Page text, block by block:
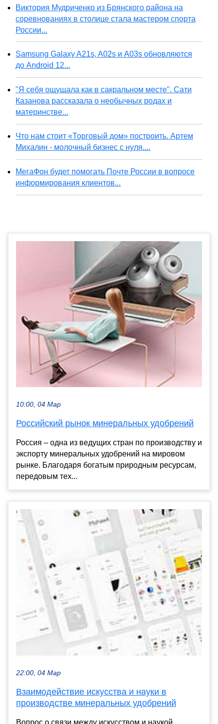
Виктория Мудриченко из Брянского района на
соревнованиях в столице стала мастером спорта
России...
Samsung Galaxy A21s, A02s и A03s обновляются
до Android 12...
"Я себя ощущала как в сакральном месте". Сати
Казанова рассказала о необычных родах и
материнстве...
Что нам стоит «Торговый дом» построить. Артем
Михалин - молочный бизнес с нуля....
МегаФон будет помогать Почте России в вопросе
информирования клиентов...
10:00, 04 Мар
Российский рынок минеральных удобрений
Россия – одна из ведущих стран по производству и
экспорту минеральных удобрений на мировом
рынке. Благодаря богатым природным ресурсам,
передовым тех...
22:00, 04 Мар
Взаимодействие искусства и науки в
производстве минеральных удобрений
Вопрос о связи между искусством и наукой